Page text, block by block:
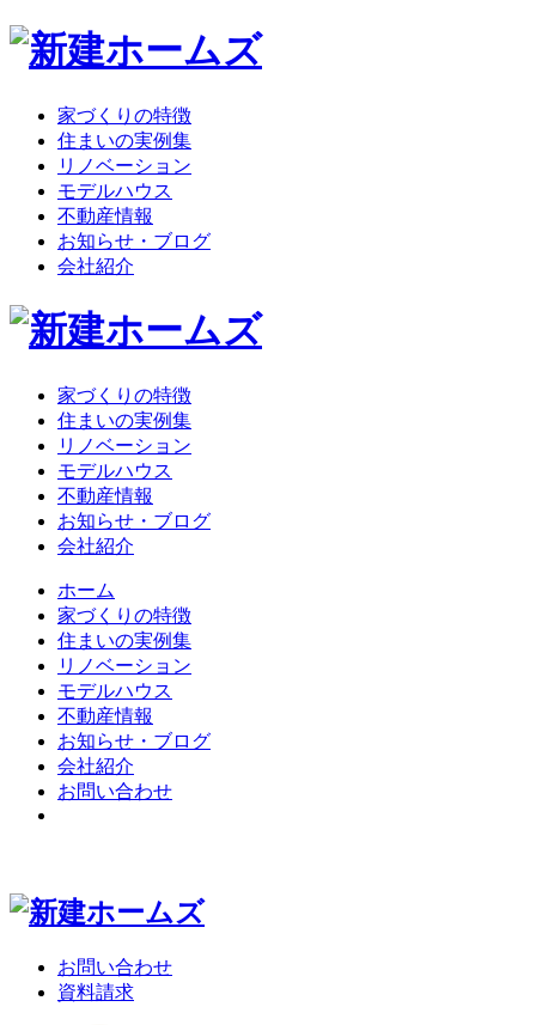
家づくりの特徴
住まいの実例集
リノベーション
モデルハウス
不動産情報
お知らせ・ブログ
会社紹介
家づくりの特徴
住まいの実例集
リノベーション
モデルハウス
不動産情報
お知らせ・ブログ
会社紹介
ホーム
家づくりの特徴
住まいの実例集
リノベーション
モデルハウス
不動産情報
お知らせ・ブログ
会社紹介
お問い合わせ
お問い合わせ
資料請求